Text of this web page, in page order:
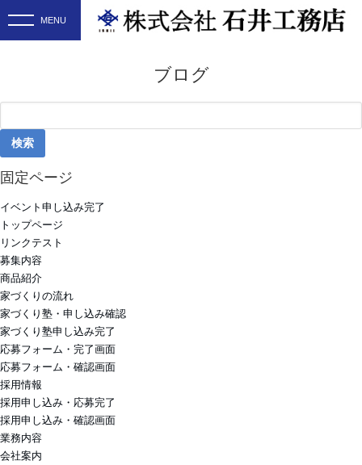
ブログ
索:
固定ページ
イベント申し込み完了
トップページ
リンクテスト
募集内容
商品紹介
家づくりの流れ
家づくり塾・申し込み確認
家づくり塾申し込み完了
応募フォーム・完了画面
応募フォーム・確認画面
採用情報
採用申し込み・応募完了
採用申し込み・確認画面
業務内容
会社案内